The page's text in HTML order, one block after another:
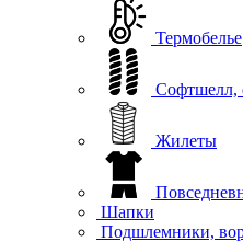
Термобелье
Софтшелл,
Жилеты
Шапки
Подшлемники,